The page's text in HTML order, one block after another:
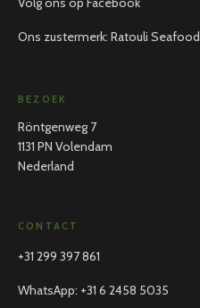
Ons zustermerk: Ratouli Seafood
BEZOEK
Röntgenweg 7
1131 PN Volendam
Nederland
CONTACT
+31 299 397 861
WhatsApp: +31 6 2458 5035